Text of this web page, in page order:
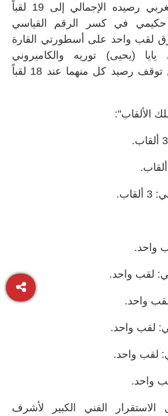
فقد رفع النجم المغربي رصيده الإجمالي إلى 19 لقباً
حكيمي في كسر الرقم القياسي
لقب واحد على أسطورتي القارة
يايا (يحيى) توريه والكاميروني
صامويل إيتو، اللذين توقف رصيد كل منهما عند 18 لقباً
الألقاب":
3 ألقاب.
ألقاب.
3 ألقاب.
واحد.
لقب واحد.
لقب واحد.
لقب واحد.
لقب واحد.
واحد.
الفني الكبير لأشرف